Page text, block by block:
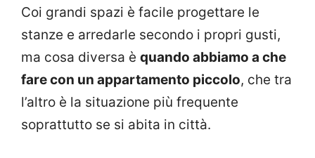
Coi grandi spazi è facile progettare le
stanze e arredarle secondo i propri gusti,
ma cosa diversa è quando abbiamo a che
fare con un appartamento piccolo, che tra
l’altro è la situazione più frequente
soprattutto se si abita in città.